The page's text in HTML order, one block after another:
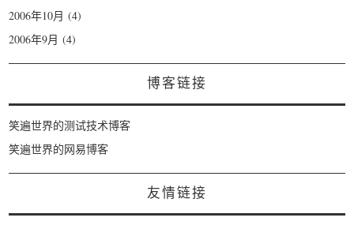
2006年10月 (4)
2006年9月 (4)
博客链接
笑遍世界的测试技术博客
笑遍世界的网易博客
友情链接